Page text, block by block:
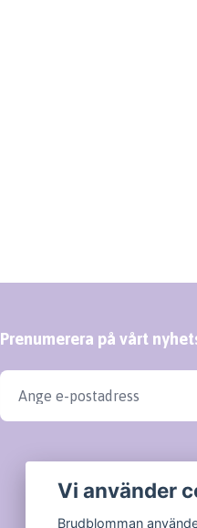
Prenumerera på vårt
Vi använder
Brudblomman